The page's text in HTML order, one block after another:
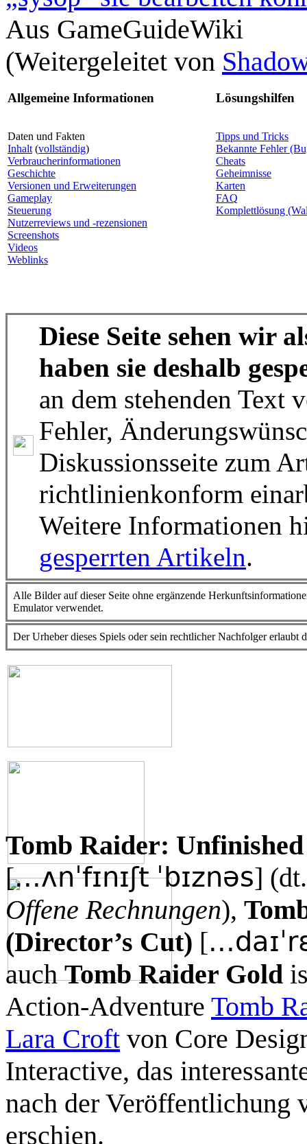
Aus GameGuideWiki
(Weitergeleitet von
Allgemeine Informationen Lösungshilfen
Daten und Fakten
Inhalt (vollständig)
Verbraucherinformationen
Geschichte
Versionen und Erweiterungen
Gameplay
Steuerung
Nutzerreviews und -rezensionen
Screenshots
Videos
Weblinks
Tipps und Tricks
Bekannte Fehler
Cheats
Geheimnisse
Karten
FAQ
Komplettlösung
Diese Seite sehen wir
haben sie deshalb
an dem stehenden Text
Fehler,
Diskussionsseite zum
richtlinienkonform
Weitere Informationen
gesperrten Artikeln.
Alle Bilder auf dieser Seite ohne ergänzende
Emulator verwendet.
Der Urheber dieses Spiels oder sein rechtlicher Nachfolger
Tomb Raider: Unfinished
[...ʌnˈfɪnɪʃt ˈbɪznəs]
Offene Rechnungen),
(Director’s Cut) [
auchTomb Raider Gold
Action-Adventure Tomb
Lara Croft von Core
Interactive, das
nach der Veröffentlichung
erschien.